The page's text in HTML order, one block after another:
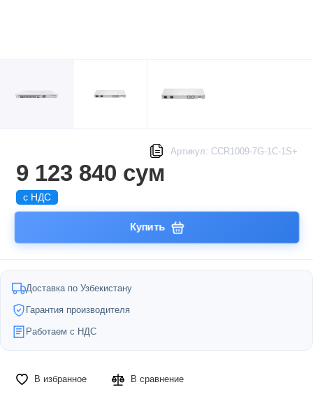
Артикул: CCR1009-7G-1C-1S+
9 123 840 сум
с НДС
Купить
Доставка по Узбекистану
Гарантия производителя
Работаем с НДС
В избранное В сравнение